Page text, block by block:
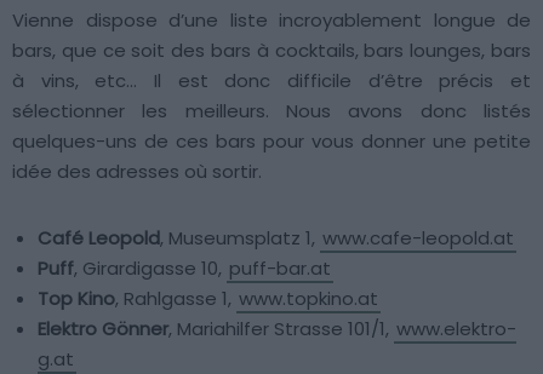
Vienne dispose d’une liste incroyablement longue de
bars, que ce soit des bars à cocktails, bars lounges, bars
à vins, etc… Il est donc difficile d’être précis et
sélectionner les meilleurs. Nous avons donc listés
quelques-uns de ces bars pour vous donner une petite
idée des adresses où sortir.
Café Leopold, Museumsplatz 1, www.cafe-leopold.at
Puff, Girardigasse 10, puff-bar.at
Top Kino, Rahlgasse 1, www.topkino.at
Elektro Gönner, Mariahilfer Strasse 101/1, www.elektro-
g.at